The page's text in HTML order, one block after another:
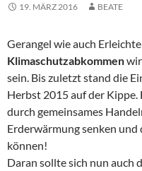
19. MÄRZ 2016 BEATE
Gerangel wie auch
Klimaschutzabkommen
sein. Bis zuletzt stand die
Herbst 2015 auf der Kippe.
durch gemeinsames
Erderwärmung senken
können!
Daran sollte sich nun auch